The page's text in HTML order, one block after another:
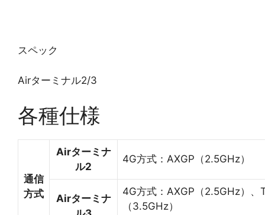
スペック
Airターミナル2/3
各種仕様
通信
方式
Airターミナ
ル2
4G方式：AXGP（2.5GHz）
Airターミナ
4G方式：AXGP（2.5GHz）、
（3.5GHz）